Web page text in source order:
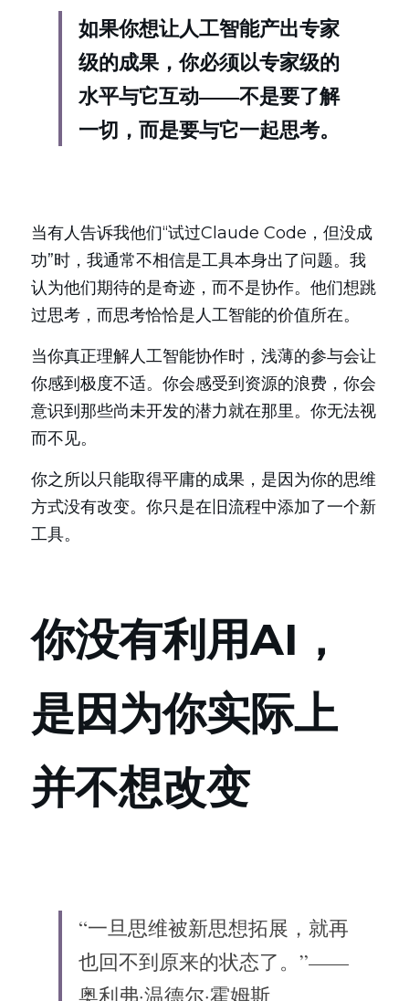
如果你想让人工智能产出专家
级的成果，你必须以专家级的
水平与它互动——不是要了解
一切，而是要与它一起思考。
当有人告诉我他们“试过Claude Code，但没成
功”时，我通常不相信是工具本身出了问题。我
认为他们期待的是奇迹，而不是协作。他们想跳
过思考，而思考恰恰是人工智能的价值所在。
当你真正理解人工智能协作时，浅薄的参与会让
你感到极度不适。你会感受到资源的浪费，你会
意识到那些尚未开发的潜力就在那里。你无法视
而不见。
你之所以只能取得平庸的成果，是因为你的思维
方式没有改变。你只是在旧流程中添加了一个新
工具。
你没有利用AI，
是因为你实际上
并不想改变
“一旦思维被新思想拓展，就再
也回不到原来的状态了。”——
奥利弗·温德尔·霍姆斯